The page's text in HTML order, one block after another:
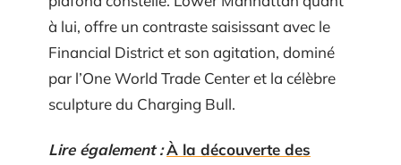
à lui, offre un contraste saisissant avec le
Financial District et son agitation, dominé
par l’One World Trade Center et la célèbre
sculpture du Charging Bull.
Lire également :À la découverte des